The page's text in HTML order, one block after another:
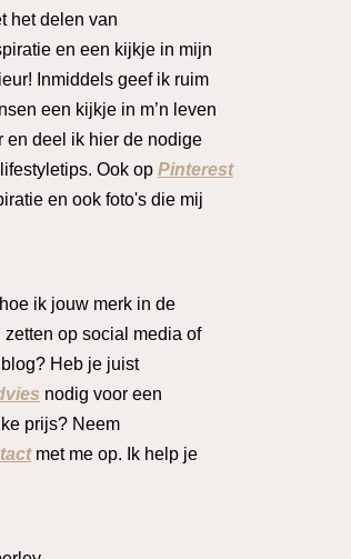
het delen van
en een kijkje in mijn
Inmiddels geef ik ruim
een kijkje in m’n leven
en deel ik hier de nodige
Ook op Pinterest
en ook foto's die mij
ik jouw merk in de
zetten op social media of
Heb je juist
nodig voor een
prijs? Neem
met me op. Ik help je